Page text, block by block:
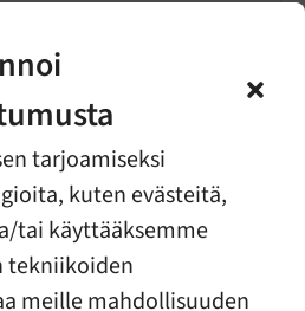
tarjoamiseksi
kuten evästeitä,
tai käyttääksemme
tekniikoiden
meille mahdollisuuden
childhood (english)
Lataa